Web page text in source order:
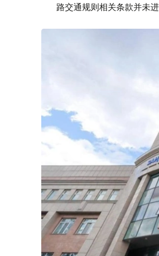
路交通规则相关条款并未